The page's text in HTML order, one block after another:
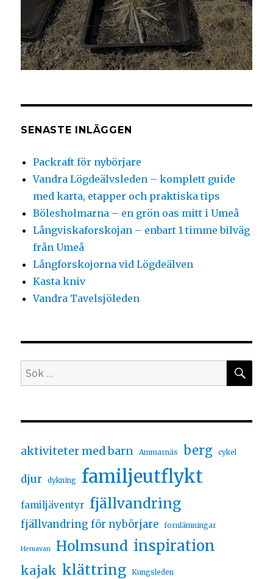
SENASTE INLÄGGEN
Packraft för nybörjare
Vandra Lögdeälvsleden – komplett guide
med karta, etapper och praktiska tips
Bölesholmarna – en grön oas mitt i Umeå
Långviskaforskojan – enbart 1 timme bilväg
från Umeå
Långforskojorna vid Lögdeälven
Kasta kniv
Vandra Tavelsjöleden
aktiviteter med barn Ammarnäs berg cykel
djur dykning familjeutflykt
familjäventyr fjällvandring
fjällvandring för nybörjare fornlämningar
Hemavan Holmsund inspiration
kajak klättring Kungsleden